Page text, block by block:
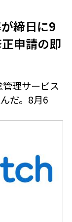
締日に9
申請の即
理サービス
だ。8月6